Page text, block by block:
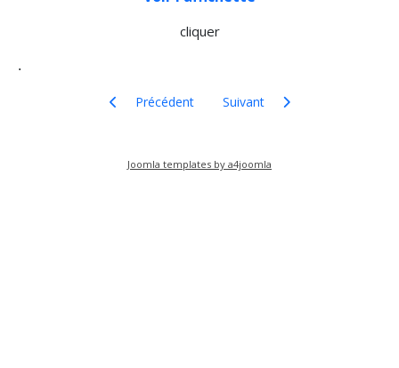
cliquer
.
Article précédent : Publications du Pays d'art et
Précédent Article suivant : Bibliothèques
Suivant
Joomla templates by a4joomla